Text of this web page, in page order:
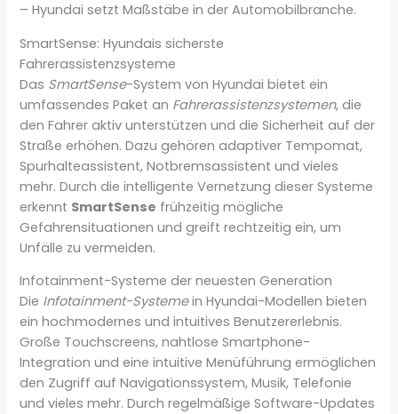
– Hyundai setzt Maßstäbe in der Automobilbranche.
SmartSense: Hyundais sicherste
Fahrerassistenzsysteme
Das SmartSense-System von Hyundai bietet ein
umfassendes Paket an Fahrerassistenzsystemen, die
den Fahrer aktiv unterstützen und die Sicherheit auf der
Straße erhöhen. Dazu gehören adaptiver Tempomat,
Spurhalteassistent, Notbremsassistent und vieles
mehr. Durch die intelligente Vernetzung dieser Systeme
erkennt SmartSense frühzeitig mögliche
Gefahrensituationen und greift rechtzeitig ein, um
Unfälle zu vermeiden.
Infotainment-Systeme der neuesten Generation
Die Infotainment-Systemein Hyundai-Modellen bieten
ein hochmodernes und intuitives Benutzererlebnis.
Große Touchscreens, nahtlose Smartphone-
Integration und eine intuitive Menüführung ermöglichen
den Zugriff auf Navigationssystem, Musik, Telefonie
und vieles mehr. Durch regelmäßige Software-Updates